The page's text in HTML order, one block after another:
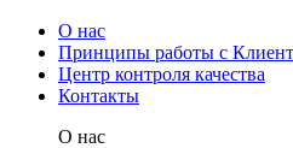
О нас
Принципы работы с
Центр контроля качества
Контакты
О нас